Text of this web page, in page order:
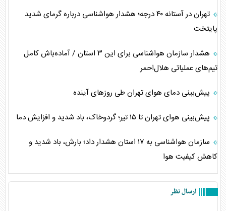
تهران در آستانه ۴۰ درجه؛ هشدار هواشناسی درباره گرمای شدید
پایتخت
هشدار سازمان هواشناسی برای این ۳ استان / آماده‌باش کامل
تیم‌های عملیاتی هلال‌احمر
پیش‌بینی دمای هوای تهران طی روزهای آینده
پیش‌بینی هوای تهران تا ۱۵ تیر؛ گردوخاک، باد شدید و افزایش دما
سازمان هواشناسی به ۱۷ استان هشدار داد؛ بارش، باد شدید و
کاهش کیفیت هوا
ارسال نظر